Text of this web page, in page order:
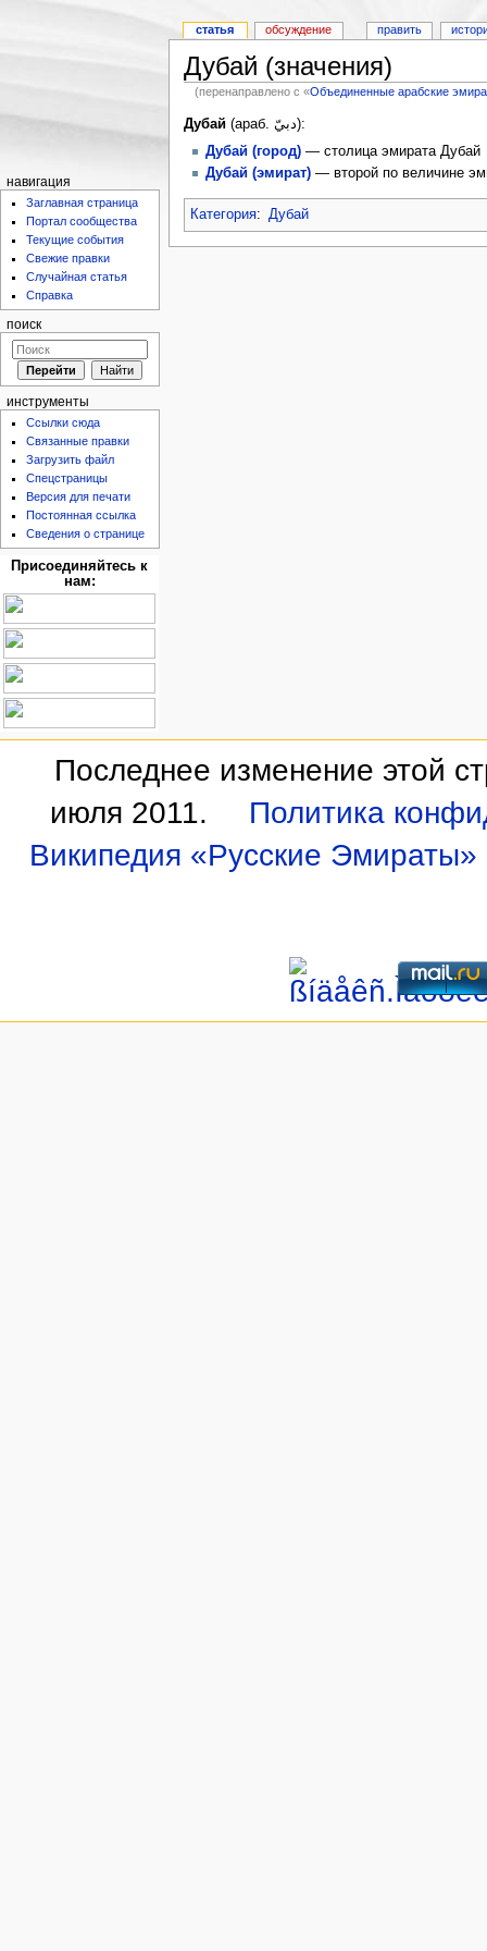
Дубай (значения)
(перенаправлено с «Объединенные арабские
Дубай
(араб. دبيّ):
Дубай (город)— столица эмирата Дубай
Дубай (эмират)— второй по величине
Категория: Дубай
статья обсуждение править
навигация
Заглавная страница
Портал сообщества
Текущие события
Свежие правки
Случайная статья
Справка
поиск
инструменты
Ссылки сюда
Связанные правки
Загрузить файл
Спецстраницы
Версия для печати
Постоянная ссылка
Сведения о странице
Присоединяйтесь к
нам:
Последнее изменение этой
июля 2011.
Политика
Википедия «Русские Эмираты»